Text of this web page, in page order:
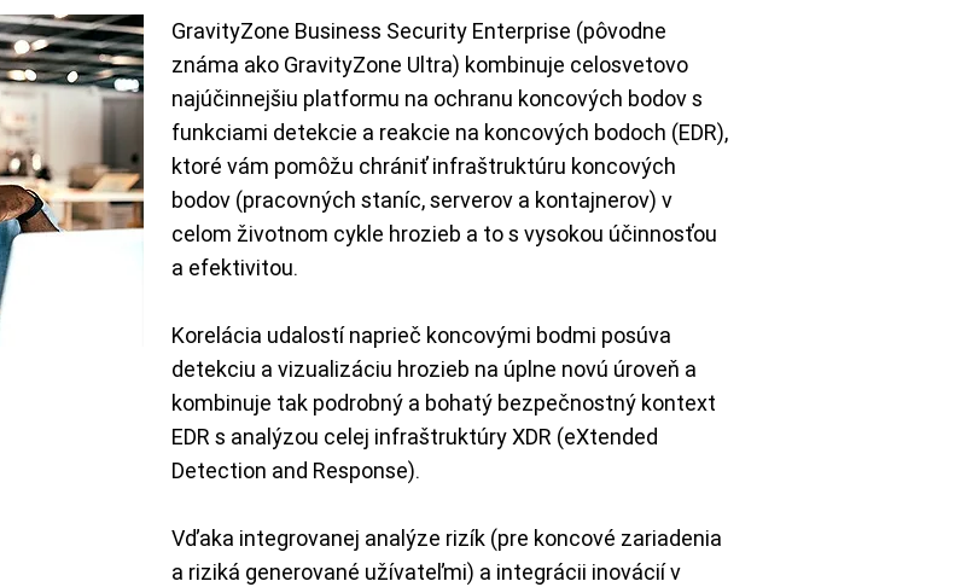
GravityZone Business Security Enterprise (pôvodne
známa ako GravityZone Ultra) kombinuje celosvetovo
najúčinnejšiu platformu na ochranu koncových bodov s
funkciami detekcie a reakcie na koncových bodoch (EDR),
ktoré vám pomôžu chrániť infraštruktúru koncových
bodov (pracovných staníc, serverov a kontajnerov) v
celom životnom cykle hrozieb a to s vysokou účinnosťou
a efektivitou.
Korelácia udalostí naprieč koncovými bodmi posúva
detekciu a vizualizáciu hrozieb na úplne novú úroveň a
kombinuje tak podrobný a bohatý bezpečnostný kontext
EDR s analýzou celej infraštruktúry XDR (eXtended
Detection and Response).
Vďaka integrovanej analýze rizík (pre koncové zariadenia
a riziká generované užívateľmi) a integrácii inovácií v